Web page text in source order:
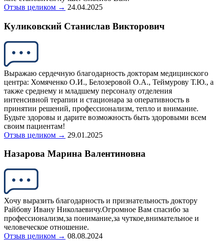
Отзыв целиком → 24.04.2025
Куликовский Станислав Викторович
Выражаю сердечную благодарность докторам медицинского
центра: Хомяченко О.И., Белозеровой О.А., Теймурову Т.Ю., а
также среднему и младшему персоналу отделения
интенсивной терапии и стационара за оперативность в
принятии решений, профессионализм, тепло и внимание.
Будьте здоровы и дарите возможность быть здоровыми всем
своим пациентам!
Отзыв целиком → 29.01.2025
Назарова Марина Валентиновна
Хочу выразить благодарность и признательность доктору
Райбову Ивану Николаевичу.Огромное Вам спасибо за
профессионализм,за понимание,за чуткое,внимательное и
человеческое отношение.
Отзыв целиком → 08.08.2024